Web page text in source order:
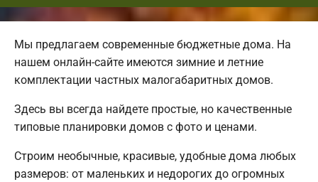
Мы предлагаем современные бюджетные дома. На
нашем онлайн-сайте имеются зимние и летние
комплектации частных малогабаритных домов.
Здесь вы всегда найдете простые, но качественные
типовые планировки домов с фото и ценами.
Строим необычные, красивые, удобные дома любых
размеров: от маленьких и недорогих до огромных